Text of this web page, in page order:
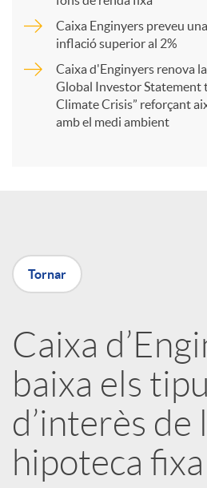
X
a
r
x
e
Caixa Enginyers preveu
inflació superior al 2%
Caixa d'Enginyers renova
Global Investor Statement
Climate Crisis” reforçant
amb el medi ambient
Tornar
Caixa
baixa els
d’interès de
hipoteca fixa